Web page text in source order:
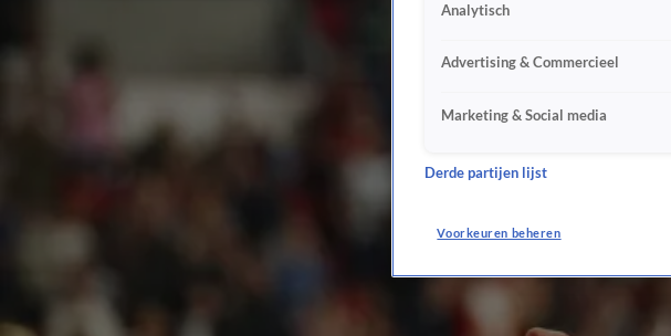
Analytisch
Advertising & Commercieel
Marketing & Social media
Derde partijen lijst
Voorkeuren beheren